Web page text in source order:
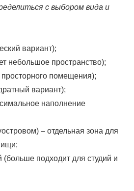
с выбором вида и
вариант);
небольшое пространство);
помещения);
вариант);
наполнение
– отдельная зона для
(больше подходит для студий и